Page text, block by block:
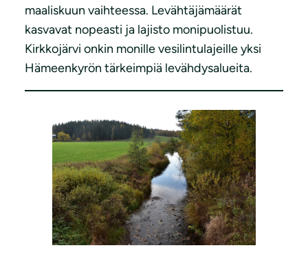
maaliskuun vaihteessa. Levähtäjämäärät
kasvavat nopeasti ja lajisto monipuolistuu.
Kirkkojärvi onkin monille vesilintulajeille yksi
Hämeenkyrön tärkeimpiä levähdysalueita.